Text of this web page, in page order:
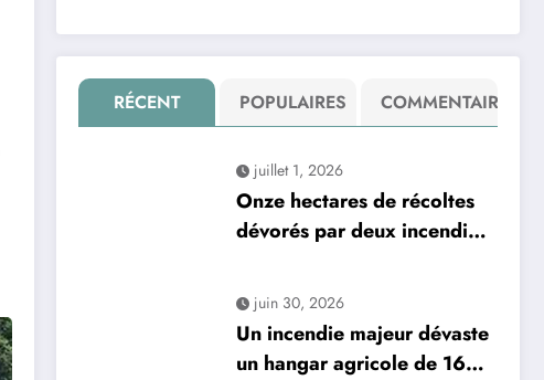
RÉCENT POPULAIRES COMMENTAIRE
juillet 1, 2026
Onze hectares de récoltes
dévorés par deux incendies
sinistre dévastateur
juin 30, 2026
Un incendie majeur dévaste
un hangar agricole de 1600